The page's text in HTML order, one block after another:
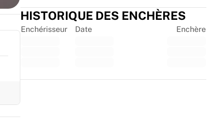
HISTORIQUE DES ENCHÈRES
Enchérisseur Date Enchère